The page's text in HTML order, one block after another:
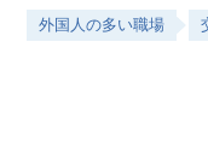
外国人の多い職場